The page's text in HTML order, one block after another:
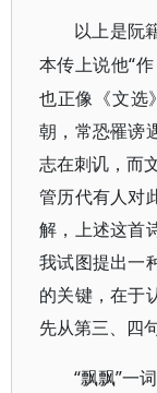
以上是阮
本传上说他“
也正像《文选
朝，常恐罹谤
志在刺讥，而
管历代有人对
解，上述这首
我试图提出一
的关键，在于
先从第三、四
“飘飘”一